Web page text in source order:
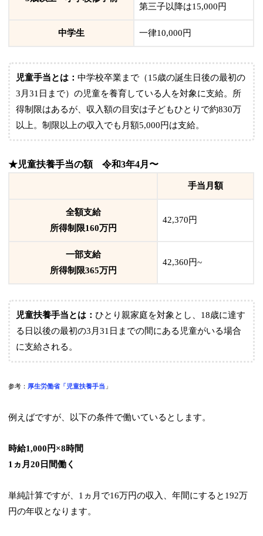
第三子以降は15,000円
中学生 一律10,000円
児童手当とは：中学校卒業まで（15歳の誕生日後の最初の
3月31日まで）の児童を養育している人を対象に支給。所
得制限はあるが、収入額の目安は子どもひとりで約830万
以上。制限以上の収入でも月額5,000円は支給。
★児童扶養手当の額 令和3年4月〜
手当月額
全額支給
所得制限160万円
42,370円
一部支給
所得制限365万円
42,360円~
児童扶養手当とは：ひとり親家庭を対象とし、18歳に達す
る日以後の最初の3月31日までの間にある児童がいる場合
に支給される。
参考： 厚生労働省「児童扶養手当 」
例えばですが、以下の条件で働いているとします。
時給1,000円×8時間
1ヵ月20日間働く
単純計算ですが、1ヵ月で16万円の収入、年間にすると192万
円の年収となります。